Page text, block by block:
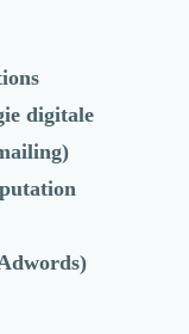
digitale